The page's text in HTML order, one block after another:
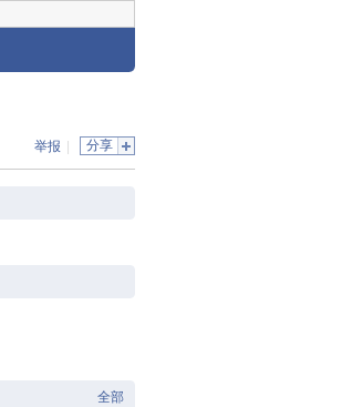
分享
举报
全部